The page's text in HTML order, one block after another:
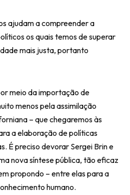
ajudam a compreender a
os quais temos de superar
mais justa, portanto
meio da importação de
menos pela assimilação
– que chegaremos às
a elaboração de políticas
É preciso devorar Sergei Brin e
nova síntese pública, tão eficaz
propondo – entre elas para a
humano.